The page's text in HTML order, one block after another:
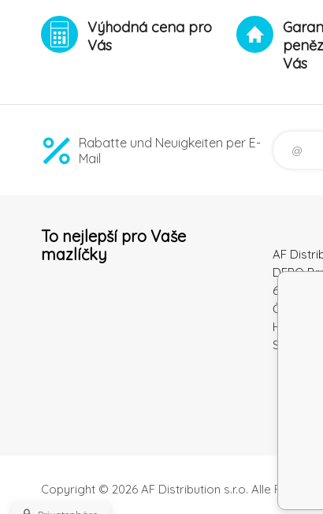
Výhodná cena pro
Vás
Vás
Rabatte und Neuigkeiten per E-
Mail
To nejlepší pro Vaše
mazlíčky
AF
DEPO
600 10
Česká
Copyright © 2026 AF Distribution s.r.o. Alle Rechte